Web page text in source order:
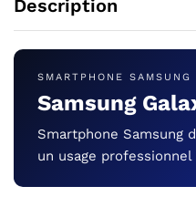
Description
SMARTPHONE
Samsung
Smartphone Samsung
un usage